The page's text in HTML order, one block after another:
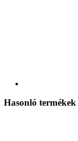
Hasonló termékek